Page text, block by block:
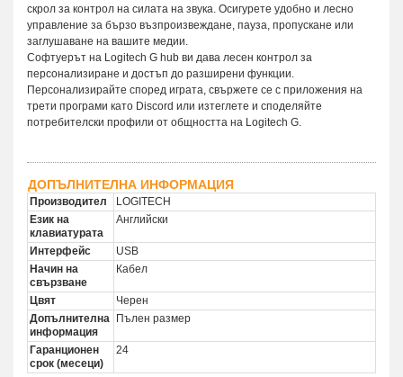
скрол за контрол на силата на звука. Осигурете удобно и лесно
управление за бързо възпроизвеждане, пауза, пропускане или
заглушаване на вашите медии.
Софтуерът на Logitech G hub ви дава лесен контрол за
персонализиране и достъп до разширени функции.
Персонализирайте според играта, свържете се с приложения на
трети програми като Discord или изтеглете и споделяйте
потребителски профили от общността на Logitech G.
ДОПЪЛНИТЕЛНА ИНФОРМАЦИЯ
Производител
LOGITECH
Език на
клавиатурата
Английски
Интерфейс
USB
Начин на
свързване
Кабел
Цвят
Черен
Допълнителна
информация
Пълен размер
Гаранционен
срок (месеци)
24